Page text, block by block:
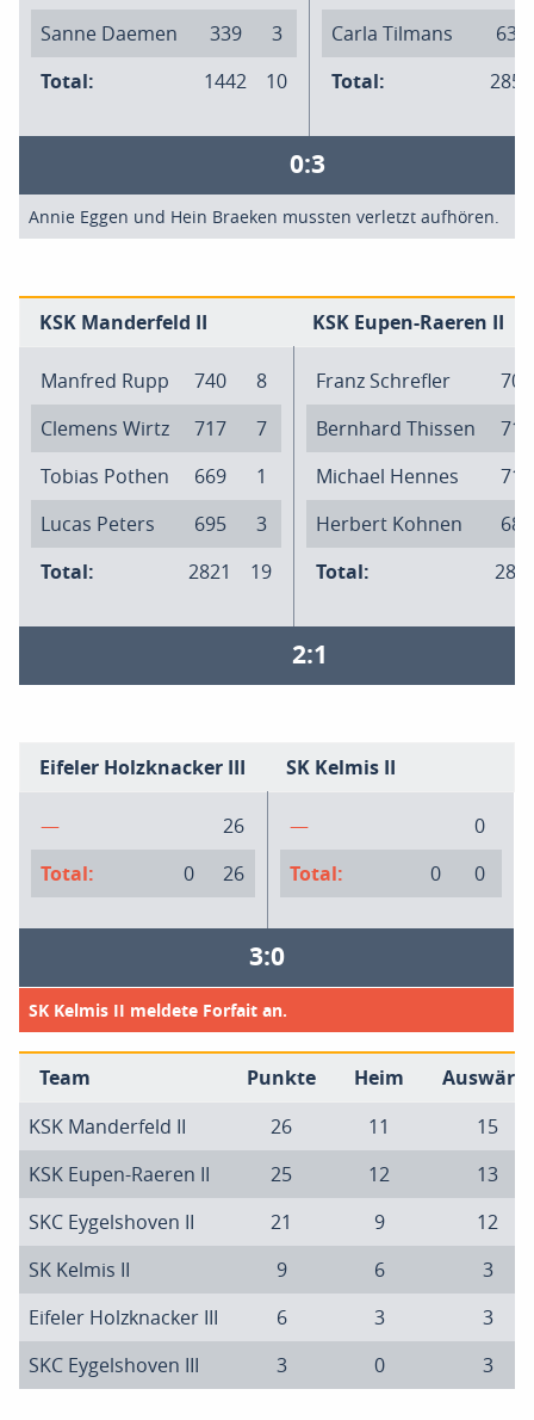
Sanne Daemen
339
3
Total:
1442 10
Carla Tilmans
635
Total:
2859
0:3
Annie Eggen und Hein Braeken mussten verletzt aufhören.
KSK Manderfeld II KSK Eupen-Raeren II
Manfred Rupp 740
8
Clemens Wirtz
717
7
Tobias Pothen
669
1
Lucas Peters
695
3
Total:
2821 19
Franz Schrefler
708
Bernhard Thissen
711
Michael Hennes
713
Herbert Kohnen
682
Total:
2:1
Eifeler Holzknacker III SK Kelmis II
—
26
Total:
0 26
—
0
Total:
0 0
3:0
SK Kelmis II meldete Forfait an.
Team Punkte Heim
Auswärts
KSK Manderfeld II
26 11
15
KSK Eupen-Raeren II
25 12
13
SKC Eygelshoven II
21 9
12
SK Kelmis II
9 6
3
Eifeler Holzknacker III
6 3
3
SKC Eygelshoven III
3 0 3